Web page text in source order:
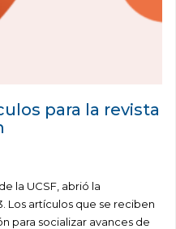
para la revista
la UCSF, abrió la
Los artículos que se reciben
para socializar avances de